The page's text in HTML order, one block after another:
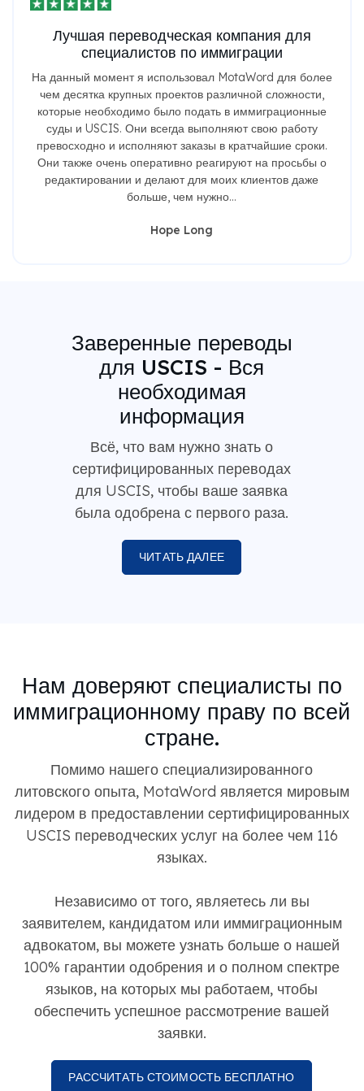
Лучшая переводческая компания для
специалистов по иммиграции
На данный момент я использовал MotaWord для более
чем десятка крупных проектов различной сложности,
которые необходимо было подать в иммиграционные
суды и USCIS. Они всегда выполняют свою работу
превосходно и исполняют заказы в кратчайшие сроки.
Они также очень оперативно реагируют на просьбы о
редактировании и делают для моих клиентов даже
больше, чем нужно...
Hope Long
Заверенные переводы
для USCIS - Вся
необходимая
информация
Всё, что вам нужно знать о
сертифицированных переводах
для USCIS, чтобы ваше заявка
была одобрена с первого раза.
ЧИТАТЬ ДАЛЕЕ
Нам доверяют специалисты по
иммиграционному праву по всей
стране.
Помимо нашего специализированного
литовского опыта, MotaWord является мировым
лидером в предоставлении сертифицированных
USCIS переводческих услуг на более чем 116
языках.
Независимо от того, являетесь ли вы
заявителем, кандидатом или иммиграционным
адвокатом, вы можете узнать больше о нашей
100% гарантии одобрения и о полном спектре
языков, на которых мы работаем, чтобы
обеспечить успешное рассмотрение вашей
заявки.
РАССЧИТАТЬ СТОИМОСТЬ БЕСПЛАТНО